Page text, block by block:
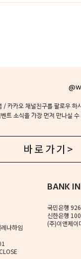
/ 카카오 채널친구를 팔로우 하
트 소식을 가장 먼저 만나실
바 로 가 기 >
나하임
BANK
국민은행
신한은행
(주)이앤제이